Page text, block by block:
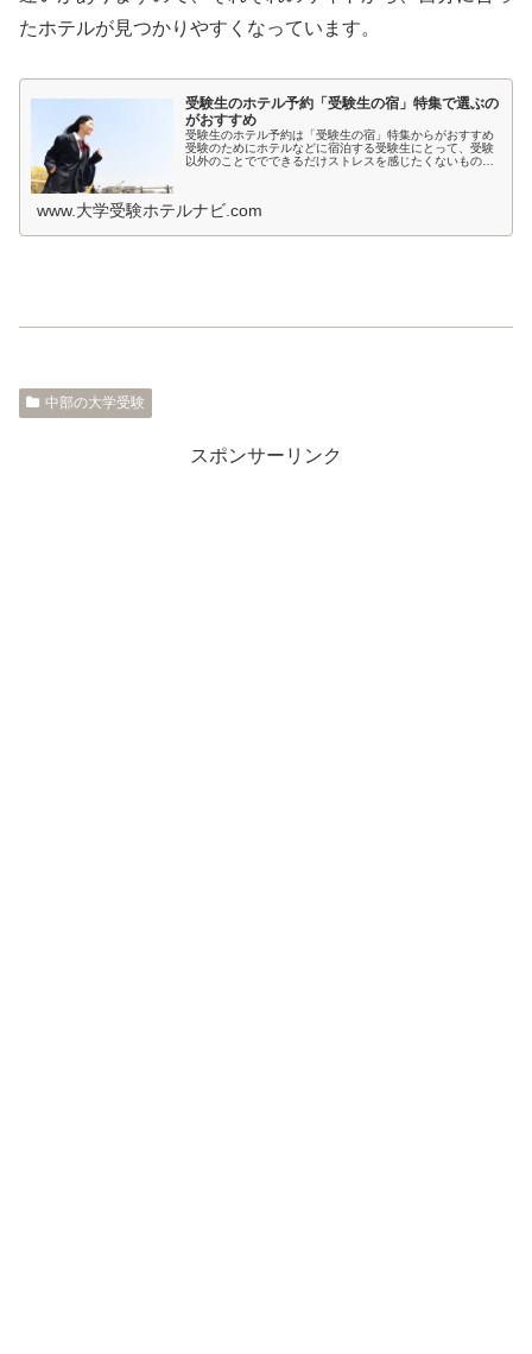
たホテルが見つかりやすくなっています。
受験生のホテル予約「受験生の宿」特集で選ぶの
がおすすめ
受験生のホテル予約は「受験生の宿」特集からがおすすめ
受験のためにホテルなどに宿泊する受験生にとって、受験
以外のことででできるだけストレスを感じたくないもので
www.大学受験ホテルナビ.com
中部の大学受験
スポンサーリンク